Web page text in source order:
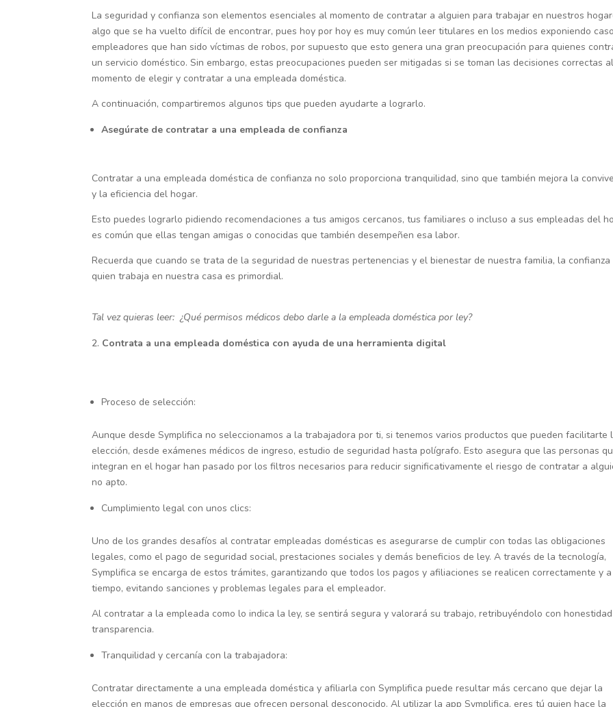
La seguridad y confianza son elementos esenciales al momento de contratar a alguien para trabajar en nuestros
algo que se ha vuelto difícil de encontrar, pues hoy por hoy es muy común leer titulares en los medios exponiendo
empleadores que han sido víctimas de robos, por supuesto que esto genera una gran preocupación para quienes
un servicio doméstico. Sin embargo, estas preocupaciones pueden ser mitigadas si se toman las decisiones correctas al
momento de elegir y contratar a una empleada doméstica.
A continuación, compartiremos algunos tips que pueden ayudarte a lograrlo.
Asegúrate de contratar a una empleada de confianza
Contratar a una empleada doméstica de confianza no solo proporciona tranquilidad, sino que también mejora la
y la eficiencia del hogar.
Esto puedes lograrlo pidiendo recomendaciones a tus amigos cercanos, tus familiares o incluso a sus empleadas del
es común que ellas tengan amigas o conocidas que también desempeñen esa labor.
Recuerda que cuando se trata de la seguridad de nuestras pertenencias y el bienestar de nuestra familia, la confianza
quien trabaja en nuestra casa es primordial.
Tal vez quieras leer: ¿Qué permisos médicos debo darle a la empleada doméstica por ley?
Contrata a una empleada doméstica con ayuda de una herramienta digital
Proceso de selección:
Aunque desde Symplifica no seleccionamos a la trabajadora por ti, si tenemos varios productos que pueden facilitarte
elección, desde exámenes médicos de ingreso, estudio de seguridad hasta polígrafo. Esto asegura que las personas
integran en el hogar han pasado por los filtros necesarios para reducir significativamente el riesgo de contratar a
no apto.
Cumplimiento legal con unos clics:
Uno de los grandes desafíos al contratar empleadas domésticas es asegurarse de cumplir con todas las obligaciones
legales, como el pago de seguridad social, prestaciones sociales y demás beneficios de ley. A través de la tecnología,
Symplifica se encarga de estos trámites, garantizando que todos los pagos y afiliaciones se realicen correctamente y a
tiempo, evitando sanciones y problemas legales para el empleador.
Al contratar a la empleada como lo indica la ley, se sentirá segura y valorará su trabajo, retribuyéndolo con
transparencia.
Tranquilidad y cercanía con la trabajadora:
Contratar directamente a una empleada doméstica y afiliarla con Symplifica puede resultar más cercano que dejar la
elección en manos de empresas que ofrecen personal desconocido. Al utilizar la app Symplifica, eres tú quien hace la